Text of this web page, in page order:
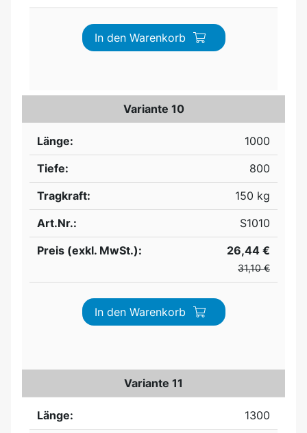
In den Warenkorb
Variante 10
Länge:
1000
Tiefe:
800
Tragkraft:
150 kg
Art.Nr.:
S1010
Preis (exkl. MwSt.):
26,44 €
31,10 €
In den Warenkorb
Variante 11
Länge: 1300